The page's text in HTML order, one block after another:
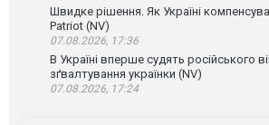
Швидке рішення. Як Україні
Patriot (NV)
07.08.2026, 17:36
В Україні вперше судять російського
зґвалтування українки (NV)
07.08.2026, 17:24